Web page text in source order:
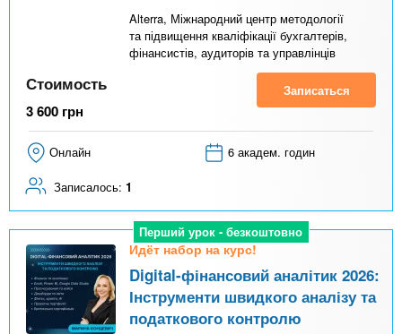
Alterra, Міжнародний центр методології
та підвищення кваліфікації бухгалтерів,
фінансистів, аудиторів та управлінців
Стоимость
3 600 грн
Записаться
Онлайн 6 академ. годин
Записалось: 1
Перший урок - безкоштовно
Идёт набор на курс!
Digital-фінансовий аналітик 2026:
Інструменти швидкого аналізу та
податкового контролю